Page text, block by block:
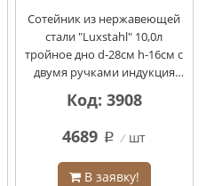
Сотейник из нержавеющей
стали "Luxstahl" 10,0л
тройное дно d-28см h-16см с
двумя ручками индукция
Код: 3908
4689 q шт
В заявку!